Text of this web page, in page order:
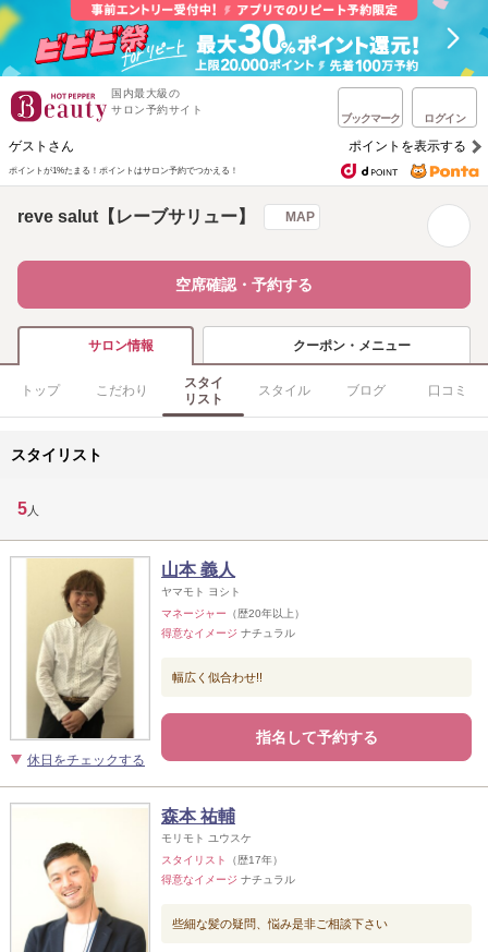
国内最大級の
サロン予約サイト
ブックマーク ログイン
ゲストさん ポイントを表示する
ポイントが1%たまる！ ポイントはサロン予約でつかえる！
reve salut【レーブサリュー】 MAP
空席確認・予約する
サロン情報 クーポン・メニュー
トップ こだわり
スタイ
リスト
スタイル ブログ 口コミ
スタイリスト
5 人
休日をチェックする
山本 義人
ヤマモト ヨシト
マネージャー （歴20年以上）
得意なイメージ ナチュラル
幅広く似合わせ!!
指名して予約する
森本 祐輔
モリモト ユウスケ
スタイリスト
（歴17年）
得意なイメージ ナチュラル
些細な髪の疑問、悩み是非ご相談下さい